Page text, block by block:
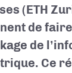
(ETH
de
de
Ce